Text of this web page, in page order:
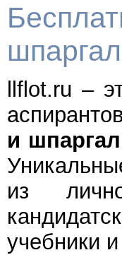
llflot.ru –
и
из
учебники